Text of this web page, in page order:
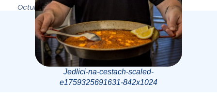
Octubre 8, 2025
Jedlici-na-cestach-scaled-
e1759325691631-842x1024